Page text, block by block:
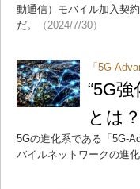
動通信）モバイル加入契
だ。
（2024/7/30）
「5G-
“5G
とは？
5Gの進化系である「5G-
バイルネットワークの進